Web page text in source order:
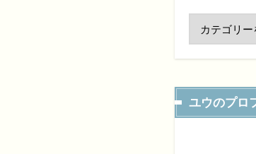
ユウのプロ